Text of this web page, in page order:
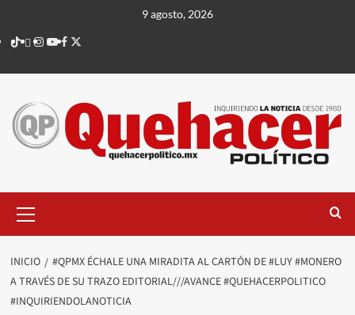
contenido
9 agosto, 2026
TikTok
threads
Instagram
Youtube
Facebook
X
principal
INICIO
#QPMX ÉCHALE UNA MIRADITA AL CARTÓN DE #LUY #MONERO
A TRAVÉS DE SU TRAZO EDITORIAL///AVANCE #QUEHACERPOLITICO
#INQUIRIENDOLANOTICIA